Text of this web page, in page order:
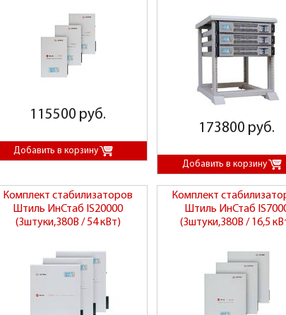
115500 руб.
173800 руб.
Комплект стабилизаторов
Штиль ИнСтаб IS20000
(3штуки,380В / 54 кВт)
Комплект
Штиль ИнСтаб
(3штуки,380В / 16,5